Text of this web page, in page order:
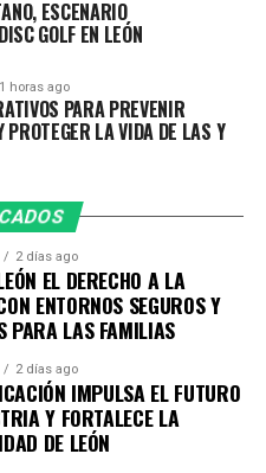
de León ha brindado 1 mil
a ciudadanos que
hacia o desde una
el mayor número,
en julio se realizaron
y Protección
a hacer uso de este
Para solicitarlo,
al 9-1-1 y proporcionar
nuestro
y la tranquilidad
ESCENARIO
GOLF EN LEÓN
horas ago
PARA PREVENIR
LA VIDA DE LAS Y
2 días ago
EL DERECHO A LA
ENTORNOS SEGUROS Y
PARA LAS FAMILIAS
2 días ago
IMPULSA EL FUTURO
Y FORTALECE LA
DE LEÓN